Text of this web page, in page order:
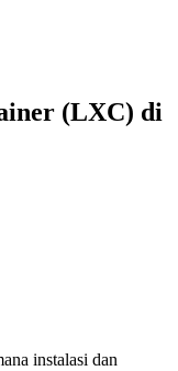
(LXC) di
instalasi dan